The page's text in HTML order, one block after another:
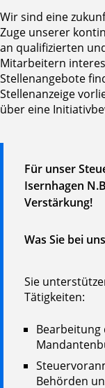
Wir sind eine
Zuge unserer
an qualifizierten
Mitarbeitern
Stellenangebote
Stellenanzeige
über eine
Für unser
Isernhagen
Verstärkung!
Was Sie bei
Sie
Tätigkeiten:
Bearbeitung
Behörden